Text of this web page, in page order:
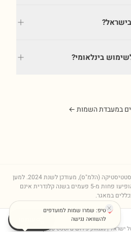
בינלאומי?
במעבדת השמות ←
(הלמ"ס), מעודכן לשנת2024. למען
שמירה על הפרטיות, שמות שהופיעו פחות מ-5 פעמים בשנה קלנדרית אינם
במאגר.
ישראל| מגמות, פירושים וסטטיסטיקות
טיפ: שמרו שמות למועדפים
להשוואה נגישה